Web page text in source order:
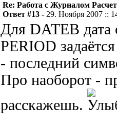
Re: Работа с Журналом
Ответ #13 - 29. Ноября 2007 ::
Для DATEB дата
PERIOD
- последний
Про наоборот -
расскажешь.